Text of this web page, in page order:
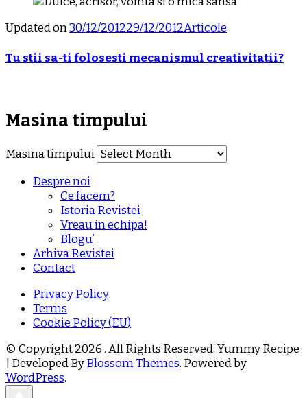
Updated on30/12/201229/12/2012Articole
Tu stii sa-ti folosesti mecanismul creativitatii?
Masina timpului
Masina timpului
Despre noi
Ce facem?
Istoria Revistei
Vreau in echipa!
Blogu’
Arhiva Revistei
Contact
Privacy Policy
Terms
Cookie Policy (EU)
© Copyright 2026. All Rights Reserved.Yummy Recipe
| Developed ByBlossom Themes. Powered by
WordPress.